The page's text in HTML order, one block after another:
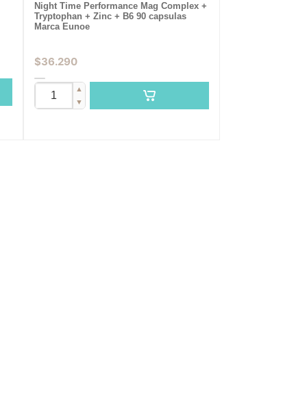
Night Time Performance Mag Complex +
Tryptophan + Zinc + B6 90 capsulas
Marca Eunoe
$36.290
▲
▼